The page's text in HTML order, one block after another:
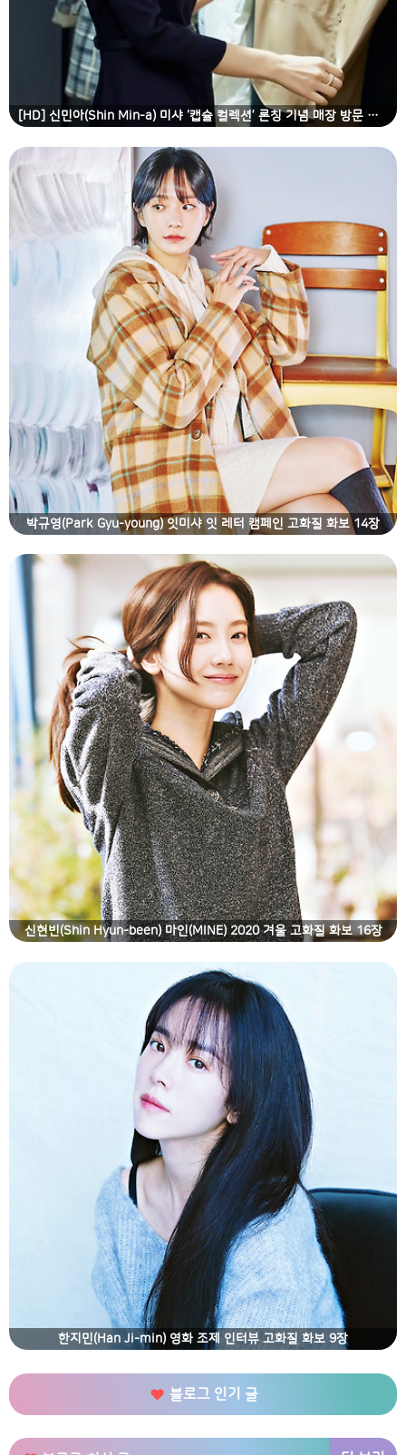
[HD] 신민아(Shin Min-a) 미샤 ‘캡슐 컬렉션’ 론칭 기념 매장 방문 고화질 화보
박규영(Park Gyu-young) 잇미샤 잇 레터 캠페인 고화질 화보 14장
신현빈(Shin Hyun-been) 마인(MINE) 2020 겨울 고화질 화보 16장
한지민(Han Ji-min) 영화 조제 인터뷰 고화질 화보 9장
블로그 인기 글